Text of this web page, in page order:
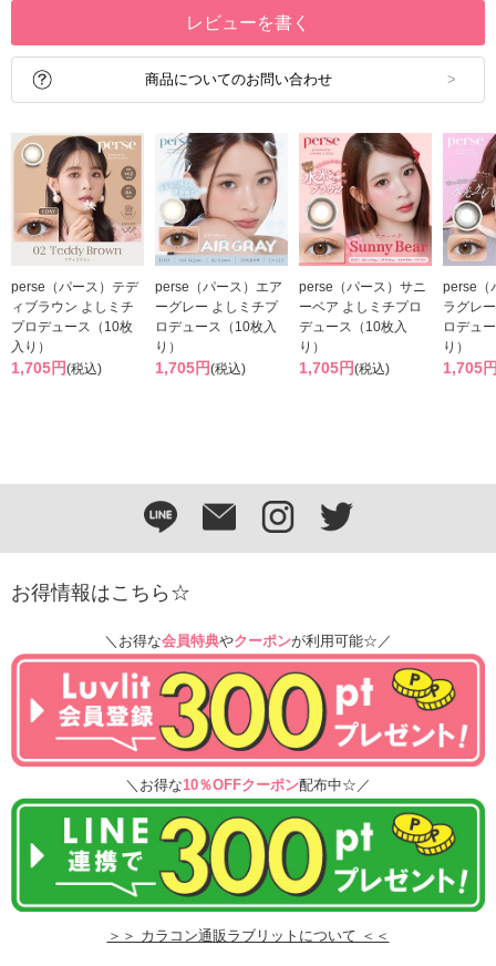
レビューを書く
商品についてのお問い合わせ
perse（パース）テデ
ィブラウン よしミチ
プロデュース（10枚
入り）
1,705円(税込)
perse（パース）エア
ーグレー よしミチプ
ロデュース（10枚入
り）
1,705円(税込)
perse（パース）サニ
ーベア よしミチプロ
デュース（10枚入
り）
1,705円(税込)
perse（
ラグレ
ロデュ
り）
1,705
お得情報はこちら☆
＼お得な会員特典やクーポンが利用可能☆／
＼お得な10％OFFクーポン配布中☆／
＞＞ カラコン通販ラブリットについて ＜＜